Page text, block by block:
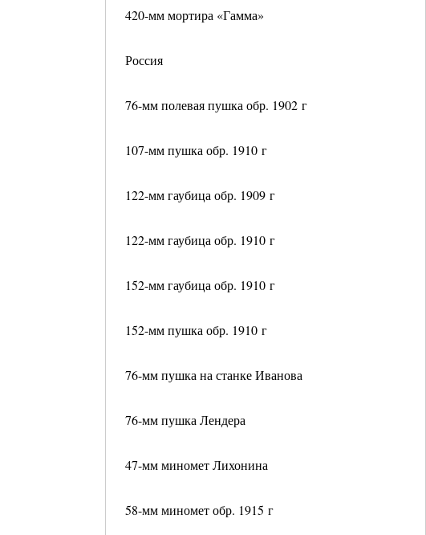
420-мм мортира «Гамма»
Россия
76-мм полевая пушка обр. 1902 г
107-мм пушка обр. 1910 г
122-мм гаубица обр. 1909 г
122-мм гаубица обр. 1910 г
152-мм гаубица обр. 1910 г
152-мм пушка обр. 1910 г
76-мм пушка на станке Иванова
76-мм пушка Лендера
47-мм миномет Лихонина
58-мм миномет обр. 1915 г